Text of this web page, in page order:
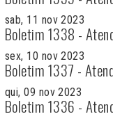
sab, 11 nov 2023
Boletim 1338 -
sex, 10 nov 2023
Boletim 1337 -
qui, 09 nov 2023
Boletim 1336 -